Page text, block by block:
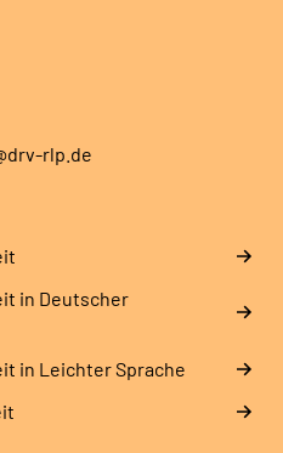
rlp.de
in Deutscher
in Leichter Sprache